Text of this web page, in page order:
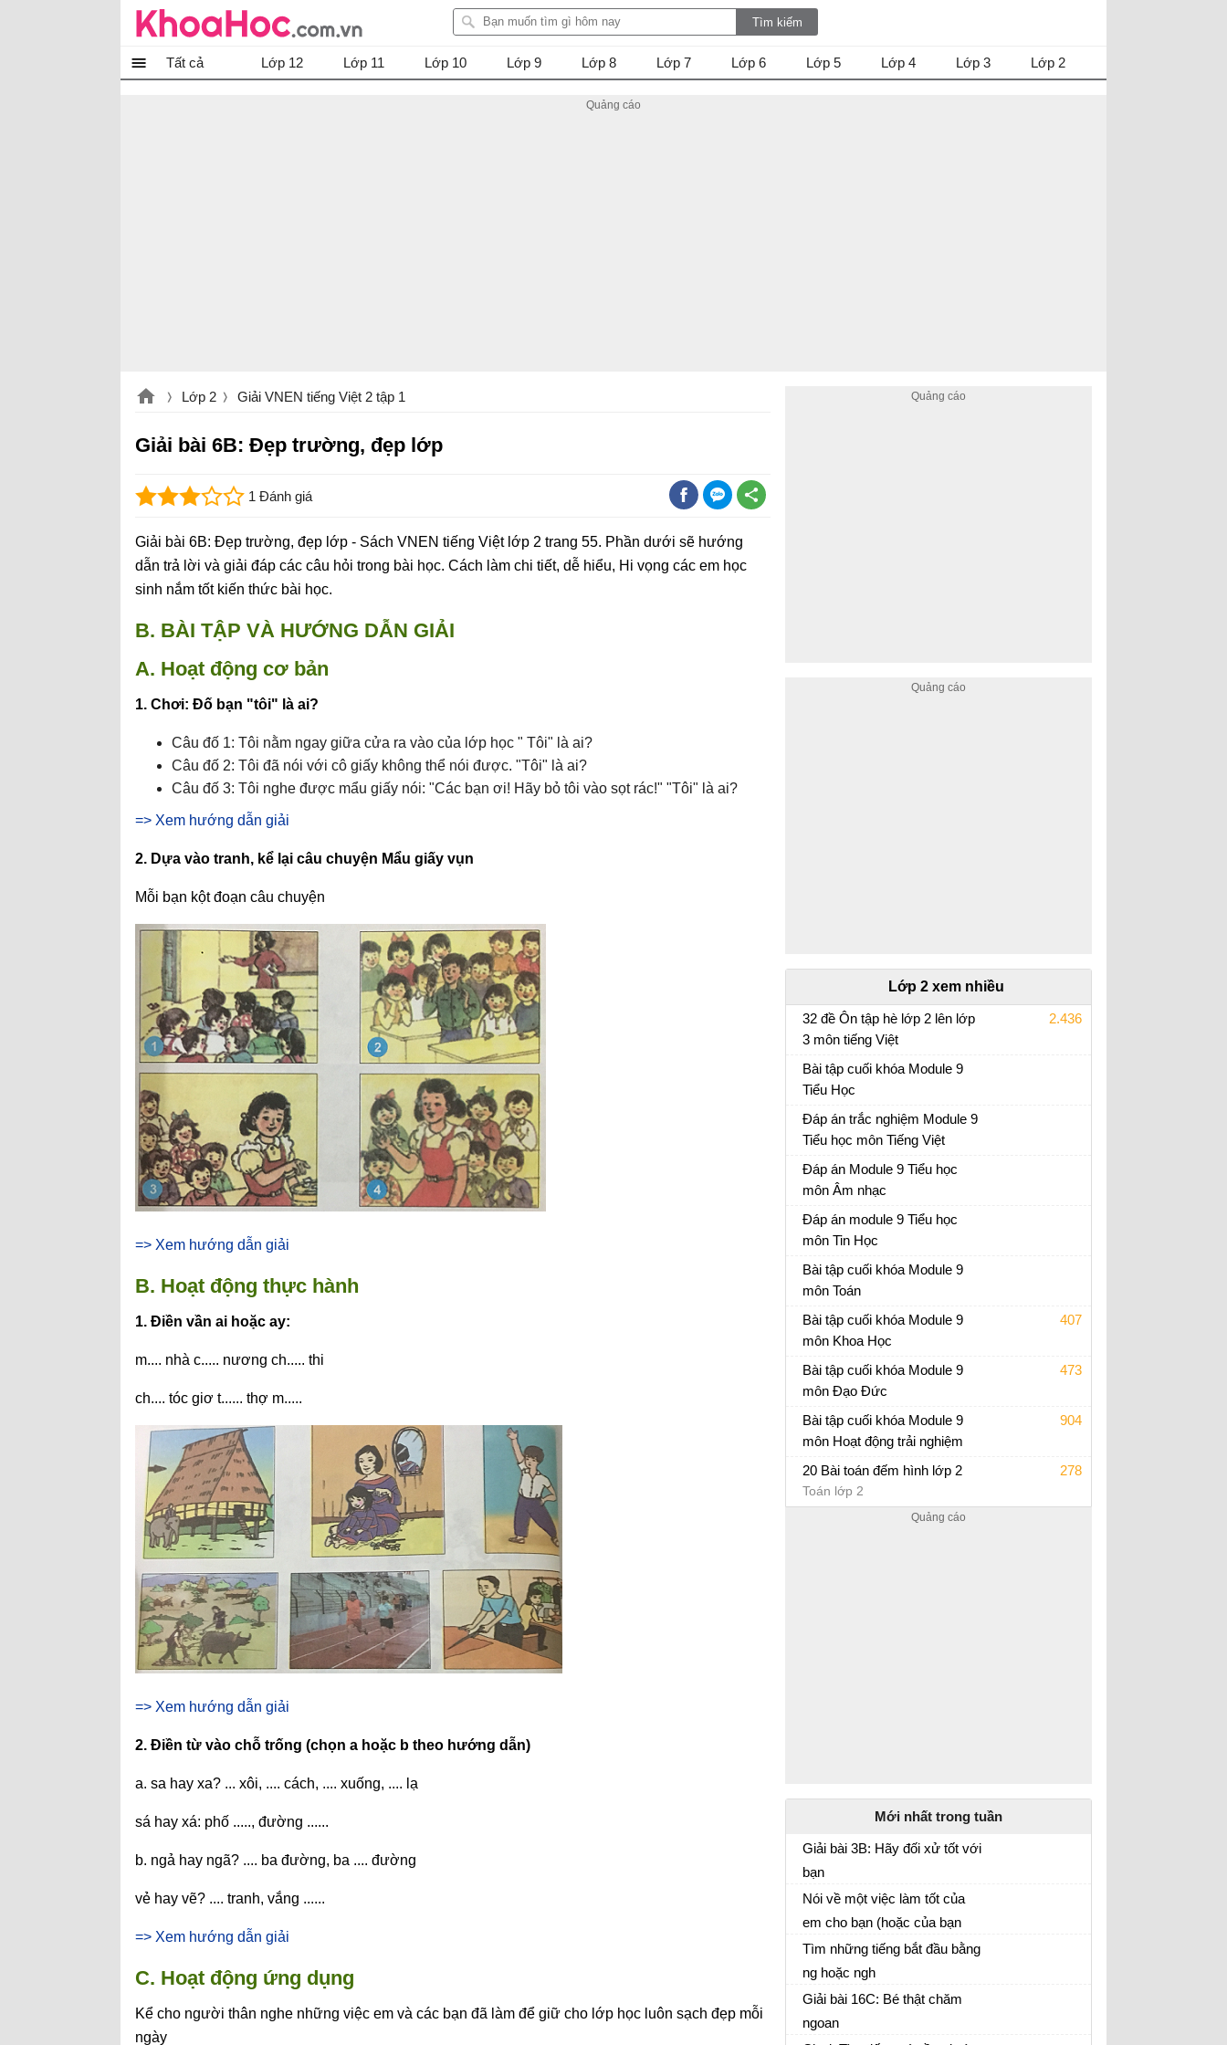
Tất cả Lớp 12 Lớp 11 Lớp 10 Lớp 9 Lớp 8 Lớp 7 Lớp 6 Lớp 5 Lớp 4 Lớp 3 Lớp 2
Lớp 2 Giải VNEN tiếng Việt 2 tập 1
Giải bài 6B: Đẹp trường, đẹp lớp
1 Đánh giá
Giải bài 6B: Đẹp trường, đẹp lớp - Sách VNEN tiếng Việt lớp 2 trang 55. Phần dưới sẽ hướng
dẫn trả lời và giải đáp các câu hỏi trong bài học. Cách làm chi tiết, dễ hiểu, Hi vọng các em học
sinh nắm tốt kiến thức bài học.
B. BÀI TẬP VÀ HƯỚNG DẪN GIẢI
A. Hoạt động cơ bản
1. Chơi: Đố bạn "tôi" là ai?
Câu đố 1: Tôi nằm ngay giữa cửa ra vào của lớp học " Tôi" là ai?
Câu đố 2: Tôi đã nói với cô giấy không thể nói được. "Tôi" là ai?
Câu đố 3: Tôi nghe được mẩu giấy nói: "Các bạn ơi! Hãy bỏ tôi vào sọt rác!" "Tôi" là ai?
=> Xem hướng dẫn giải
2. Dựa vào tranh, kể lại câu chuyện Mẩu giấy vụn
Mỗi bạn kột đoạn câu chuyện
=> Xem hướng dẫn giải
B. Hoạt động thực hành
1. Điền vần ai hoặc ay:
m.... nhà c..... nương ch..... thi
ch.... tóc giơ t...... thợ m.....
=> Xem hướng dẫn giải
2. Điền từ vào chỗ trống (chọn a hoặc b theo hướng dẫn)
a. sa hay xa? ... xôi, .... cách, .... xuống, .... lạ
sá hay xá: phố ....., đường ......
b. ngả hay ngã? .... ba đường, ba .... đường
vẻ hay vẽ? .... tranh, vắng ......
=> Xem hướng dẫn giải
C. Hoạt động ứng dụng
Kể cho người thân nghe những việc em và các bạn đã làm để giữ cho lớp học luôn sạch đẹp mỗi
ngày
Lớp 2 xem nhiều
32 đề Ôn tập hè lớp 2 lên lớp
3 môn tiếng Việt
2.436
Bài tập ôn hè lớp 2 lên 3
Bài tập cuối khóa Module 9
Tiểu Học
Bài tập cuối khóa Module 9 Tiểu Học đầy đủ
Đáp án trắc nghiệm Module 9
Tiểu học môn Tiếng Việt
Đáp án trắc nghiệm Module 9 Tiểu học
Đáp án Module 9 Tiểu học
môn Âm nhạc
Đáp án trắc nghiệm Module 9 Tiểu học
Đáp án module 9 Tiểu học
môn Tin Học
Đáp án trắc nghiệm Module 9 Tiểu học
Bài tập cuối khóa Module 9
môn Toán
Bài tập cuối khóa Module 9 Tiểu Học
Bài tập cuối khóa Module 9
môn Khoa Học
407
Bài tập cuối khóa Module 9 Tiểu Học
Bài tập cuối khóa Module 9
môn Đạo Đức
473
Bài tập cuối khóa Module 9 Tiểu Học
Bài tập cuối khóa Module 9
môn Hoạt động trải nghiệm
904
Bài tập cuối khóa Module 9 Tiểu Học
20 Bài toán đếm hình lớp 2 278
Toán lớp 2
Mới nhất trong tuần
Giải bài 3B: Hãy đối xử tốt với
bạn
Tiếng Việt 2
Nói về một việc làm tốt của
em cho bạn (hoặc của bạn
cho em)
Giải bài 3B: Hãy đối xử tốt với bạn
Tìm những tiếng bắt đầu bằng
ng hoặc ngh
Tiếng Việt lớp 2
Giải bài 16C: Bé thật chăm
ngoan
Tiếng Việt lớp 2